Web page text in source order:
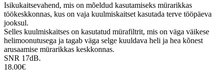
Isikukaitsevahend, mis on mõeldud kasutamiseks mürarikkas
töökeskkonnas, kus on vaja kuulmiskaitset kasutada terve tööpäeva
jooksul.
Selles kuulmiskaitses on kasutatud mürafiltrit, mis on väga väikese
helimoonutusega ja tagab väga selge kuuldava heli ja hea kõnest
arusaamise mürarikkas keskkonnas.
SNR 17dB.
18.00€